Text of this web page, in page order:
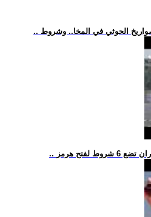
الحوثي في المخا.. وشروط
لفتح هرمز